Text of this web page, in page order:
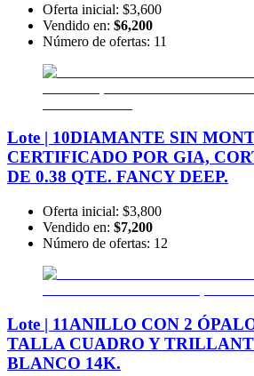
Oferta inicial: $3,600
Vendido en: $6,200
Número de ofertas: 11
Lote | 10DIAMANTE SIN
CERTIFICADO POR GIA,
DE 0.38 QTE. FANCY DEEP.
Oferta inicial: $3,800
Vendido en: $7,200
Número de ofertas: 12
Lote | 11ANILLO CON 2
TALLA CUADRO Y
BLANCO 14K.